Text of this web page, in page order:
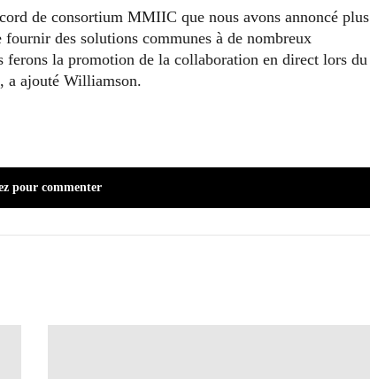
de consortium MMIIC que nous avons annoncé plus
des solutions communes à de nombreux
la promotion de la collaboration en direct lors du
a ajouté Williamson.
pour commenter